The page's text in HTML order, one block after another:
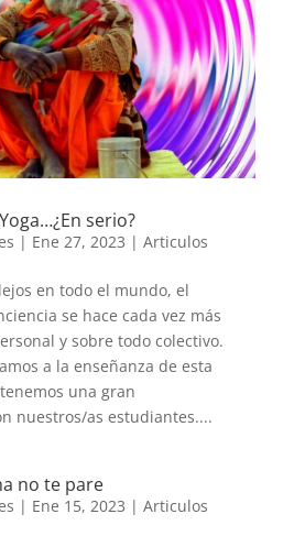
serio?
| Ene 27, 2023 | Articulos
en todo el mundo, el
se hace cada vez más
y sobre todo colectivo.
a la enseñanza de esta
una gran
nuestros/as estudiantes....
no te pare
| Ene 15, 2023 | Articulos